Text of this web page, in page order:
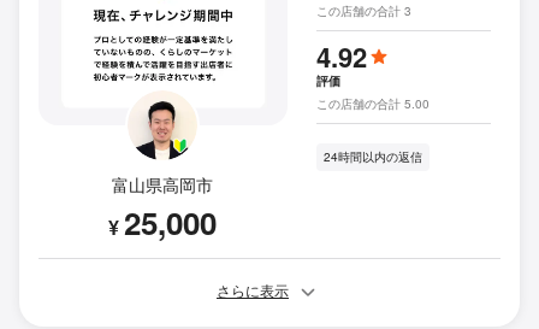
富山県高岡市
¥25,000
この店舗の合計 3
4.92
評価
この店舗の合計 5.00
24時間以内の返信
さらに表示